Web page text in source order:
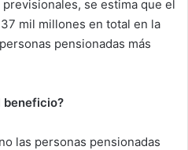
se estima que el
mil millones en total en la
pensionadas más
beneficio?
las personas pensionadas